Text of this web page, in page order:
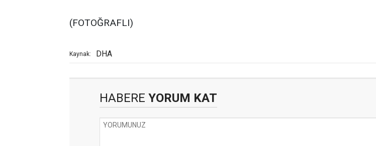
(FOTOĞRAFLI)
Kaynak: DHA
HABERE YORUM KAT